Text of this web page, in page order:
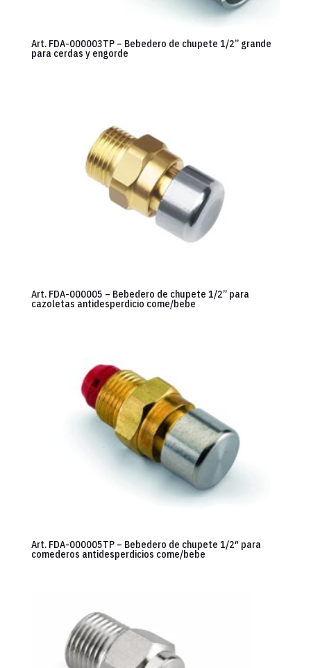
Art. FDA-000003TP – Bebedero de chupete 1/2” grande
para cerdas y engorde
Art. FDA-000005 – Bebedero de chupete 1/2” para
cazoletas antidesperdicio come/bebe
Art. FDA-000005TP – Bebedero de chupete 1/2″ para
comederos antidesperdicios come/bebe